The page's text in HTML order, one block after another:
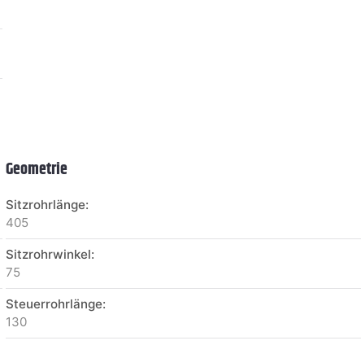
Geometrie
Sitzrohrlänge:
405
Sitzrohrwinkel:
75
Steuerrohrlänge:
130